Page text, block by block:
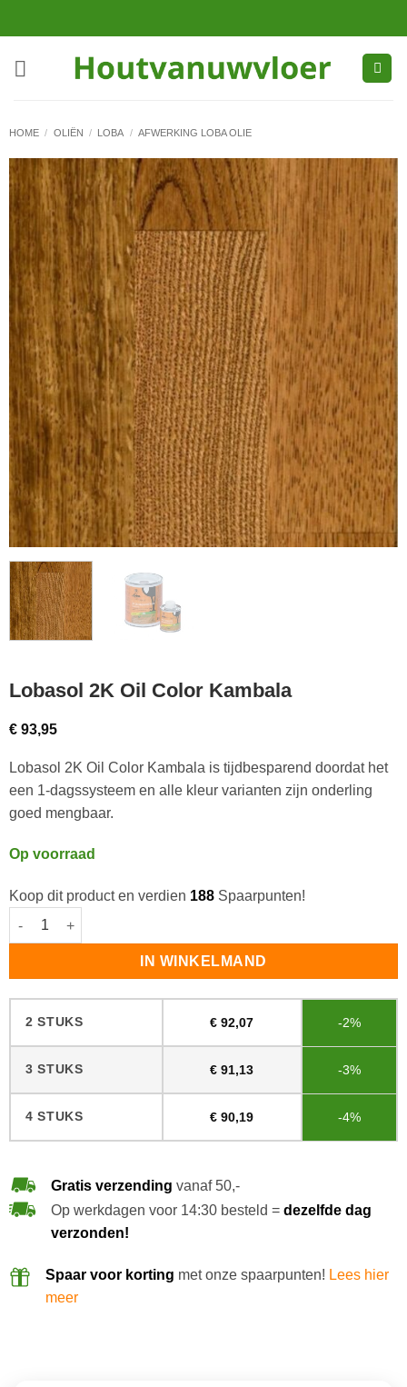
naar
HOME / OLIËN / LOBA / AFWERKING LOBA OLIE
Lobasol 2K Oil Color Kambala
€93,95
Lobasol 2K Oil Color Kambala is tijdbesparend doordat het
een 1-dagssysteem en alle kleur varianten zijn onderling
goed mengbaar.
Op voorraad
Koop dit product en verdien 188Spaarpunten!
Lobasol 2K Oil Color Kambala aantal
IN WINKELMAND
2 STUKS € 92,07 -2%
3 STUKS € 91,13 -3%
4 STUKS € 90,19 -4%
Gratis verzending vanaf 50,-
Op werkdagen voor 14:30 besteld = dezelfde dag
verzonden!
Spaar voor korting met onze spaarpunten! Lees hier
meer